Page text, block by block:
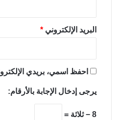
البريد الإلكتروني *
احفظ اسمي، بريدي
يرجى إدخال الإجابة بالأرقام:
8 − ثلاثة =